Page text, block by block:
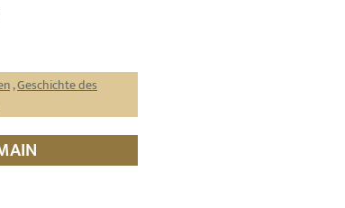
,Geschichte des